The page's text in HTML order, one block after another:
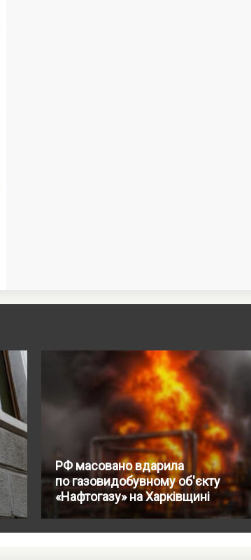
РФ масовано вдарила
по газовидобувному об'єкту
«Нафтогазу» на Харківщині